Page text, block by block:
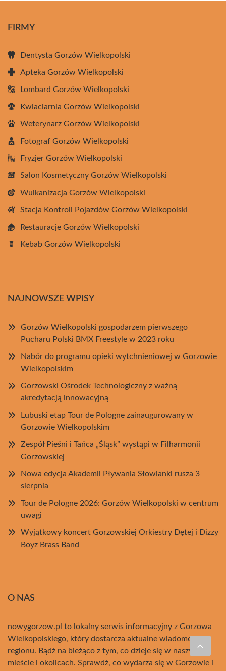
FIRMY
Dentysta Gorzów Wielkopolski
Apteka Gorzów Wielkopolski
Lombard Gorzów Wielkopolski
Kwiaciarnia Gorzów Wielkopolski
Weterynarz Gorzów Wielkopolski
Fotograf Gorzów Wielkopolski
Fryzjer Gorzów Wielkopolski
Salon Kosmetyczny Gorzów Wielkopolski
Wulkanizacja Gorzów Wielkopolski
Stacja Kontroli Pojazdów Gorzów Wielkopolski
Restauracje Gorzów Wielkopolski
Kebab Gorzów Wielkopolski
NAJNOWSZE WPISY
Gorzów Wielkopolski gospodarzem pierwszego
Pucharu Polski BMX Freestyle w 2023 roku
Nabór do programu opieki wytchnieniowej w Gorzowie
Wielkopolskim
Gorzowski Ośrodek Technologiczny z ważną
akredytacją innowacyjną
Lubuski etap Tour de Pologne zainaugurowany w
Gorzowie Wielkopolskim
Zespół Pieśni i Tańca „Śląsk” wystąpi w Filharmonii
Gorzowskiej
Nowa edycja Akademii Pływania Słowianki rusza 3
sierpnia
Tour de Pologne 2026: Gorzów Wielkopolski w centrum
uwagi
Wyjątkowy koncert Gorzowskiej Orkiestry Dętej i Dizzy
Boyz Brass Band
O NAS
nowygorzow.pl to lokalny serwis informacyjny z Gorzowa
Wielkopolskiego, który dostarcza aktualne wiadomości z
regionu. Bądź na bieżąco z tym, co dzieje się w naszym
mieście i okolicach. Sprawdź, co wydarza się w Gorzowie i